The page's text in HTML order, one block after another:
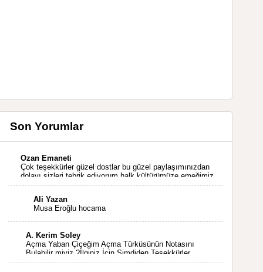
Son Yorumlar
Ozan Emaneti
Çok teşekkürler güzel dostlar bu güzel paylaşımınızdan
dolayı sizleri tebrik ediyorum halk kültürümüze emeğimiz
geçti ise ne mutlu bizlere sizlerin sayesinde türkülerimiz
Ali Yazan
Musa Eroğlu hocama
A. Kerim Soley
Açma Yaban Çiçeğim Açma Türküsünün Notasını
Bulabilir miyiz ?İlginiz İçin Şimdiden Teşekkürler.